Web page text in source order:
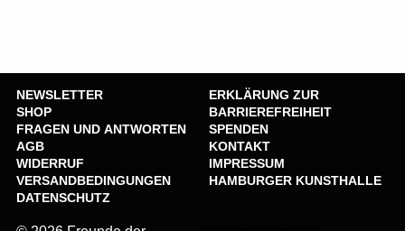
NEWSLETTER
SHOP
FRAGEN UND ANTWORTEN
AGB
WIDERRUF
VERSANDBEDINGUNGEN
DATENSCHUTZ
ERKLÄRUNG ZUR
BARRIEREFREIHEIT
SPENDEN
KONTAKT
IMPRESSUM
HAMBURGER KUNSTHALLE